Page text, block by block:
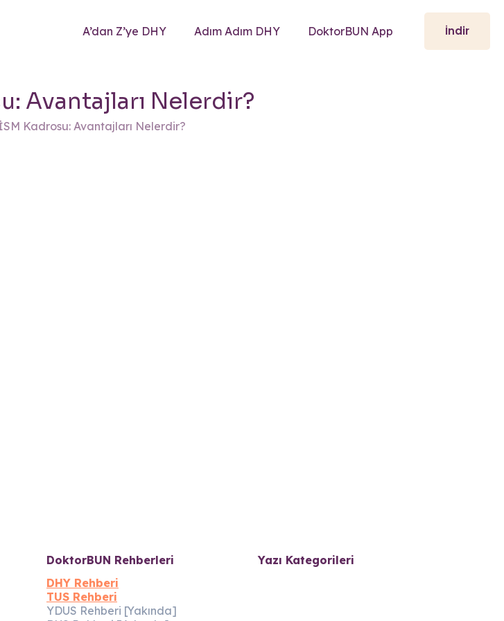
A’dan Z’ye DHY Adım Adım DHY DoktorBUN App İndir
Avantajları Nelerdir?
Kadrosu: Avantajları Nelerdir?
DoktorBUN Rehberleri
DHY Rehberi
TUS Rehberi
YDUS Rehberi [Yakında]
Yazı Kategorileri